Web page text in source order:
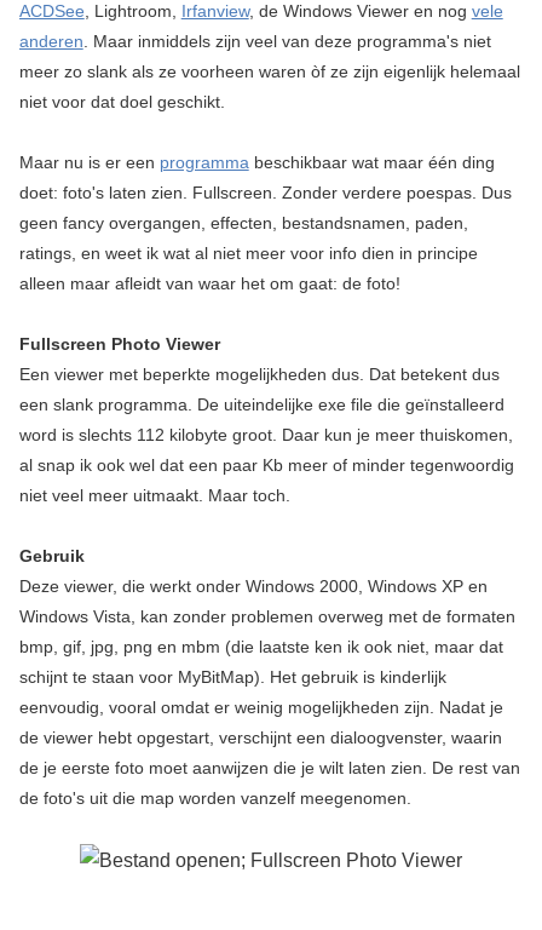
ACDSee, Lightroom, Irfanview, de Windows Viewer en nog vele
anderen. Maar inmiddels zijn veel van deze programma's niet
meer zo slank als ze voorheen waren òf ze zijn eigenlijk helemaal
niet voor dat doel geschikt.
Maar nu is er een programmabeschikbaar wat maar één ding
doet: foto's laten zien. Fullscreen. Zonder verdere poespas. Dus
geen fancy overgangen, effecten, bestandsnamen, paden,
ratings, en weet ik wat al niet meer voor info dien in principe
alleen maar afleidt van waar het om gaat: de foto!
Fullscreen Photo Viewer
Een viewer met beperkte mogelijkheden dus. Dat betekent dus
een slank programma. De uiteindelijke exe file die geïnstalleerd
word is slechts 112 kilobyte groot. Daar kun je meer thuiskomen,
al snap ik ook wel dat een paar Kb meer of minder tegenwoordig
niet veel meer uitmaakt. Maar toch.
Gebruik
Deze viewer, die werkt onder Windows 2000, Windows XP en
Windows Vista, kan zonder problemen overweg met de formaten
bmp, gif, jpg, png en mbm (die laatste ken ik ook niet, maar dat
schijnt te staan voor MyBitMap). Het gebruik is kinderlijk
eenvoudig, vooral omdat er weinig mogelijkheden zijn. Nadat je
de viewer hebt opgestart, verschijnt een dialoogvenster, waarin
de je eerste foto moet aanwijzen die je wilt laten zien. De rest van
de foto's uit die map worden vanzelf meegenomen.